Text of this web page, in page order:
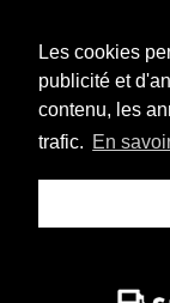
Les cookies
publicité et
contenu, les
trafic. En